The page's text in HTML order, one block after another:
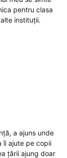
pentru clasa
instituții.
a ajuns unde
îi ajute pe copii
țării ajung doar